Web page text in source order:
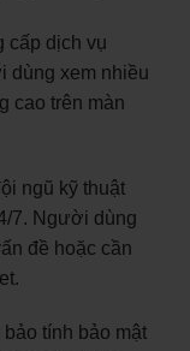
cấp dịch vụ
dùng xem nhiều
cao trên màn
ngũ kỹ thuật
7. Người dùng
đề hoặc cần
tính bảo mật